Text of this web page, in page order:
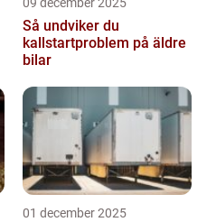
09 december 2025
Så undviker du
kallstartproblem på äldre
bilar
01 december 2025